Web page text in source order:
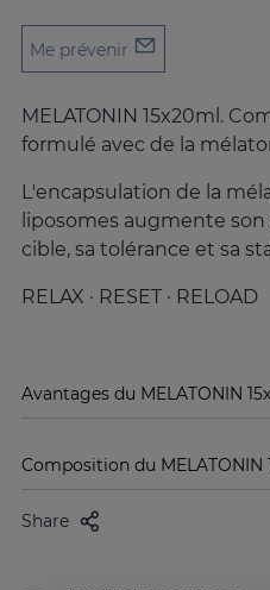
Me prévenir
MELATONIN 15x20ml.
formulé avec de la
L'encapsulation de la
liposomes augmente
cible, sa tolérance et sa
RELAX · RESET · RELOAD
Avantages du MELATONIN
Composition du MELATONIN
Share